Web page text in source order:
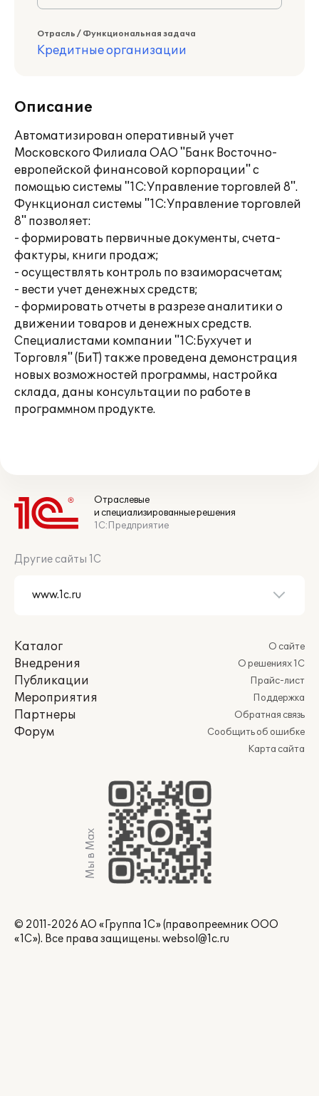
Отрасль / Функциональная задача
Кредитные организации
Описание
Автоматизирован оперативный учет
Московского Филиала ОАО "Банк Восточно-
европейской финансовой корпорации" с
помощью системы "1С:Управление торговлей 8".
Функционал системы "1С:Управление торговлей
8" позволяет:
- формировать первичные документы, счета-
фактуры, книги продаж;
- осуществлять контроль по взаиморасчетам;
- вести учет денежных средств;
- формировать отчеты в разрезе аналитики о
движении товаров и денежных средств.
Специалистами компании "1С:Бухучет и
Торговля" (БиТ) также проведена демонстрация
новых возможностей программы, настройка
склада, даны консультации по работе в
программном продукте.
Отраслевые
и специализированные решения
1С:Предприятие
Другие сайты 1С
Каталог
Внедрения
Публикации
Мероприятия
Партнеры
Форум
О сайте
О решениях 1С
Прайс-лист
Поддержка
Обратная связь
Сообщить об ошибке
Карта сайта
Мы в Max
© 2011-2026 АО «Группа 1С» (правопреемник ООО
«1С»). Все права защищены. websol@1c.ru